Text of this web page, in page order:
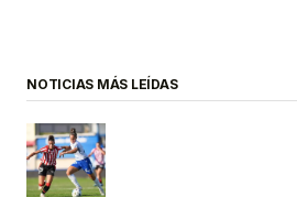
NOTICIAS MÁS LEÍDAS